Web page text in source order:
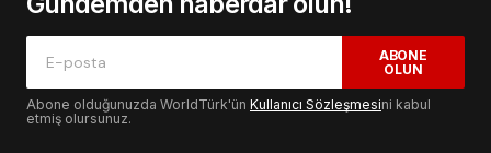
ABONE
OLUN
Abone olduğunuzda WorldTürk'ün Kullanıcı Sözleşmesini kabul
etmiş olursunuz.